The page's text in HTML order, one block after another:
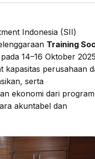
Indonesia (SII)
Training
pada 14–16 Oktober
kapasitas perusahaan
serta
ekonomi dari program
akuntabel dan